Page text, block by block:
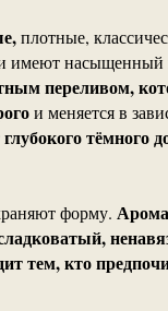
плотные,
имеют насыщенный
переливом,
и меняется в
тёмного
форму.
тем, кто